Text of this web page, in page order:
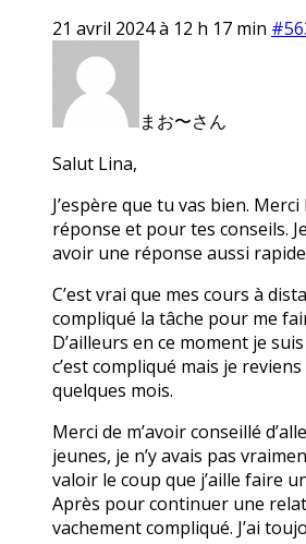
21 avril 2024 à 12 h 17 min
まお〜さん
Salut Lina,
J’espère que tu vas bien.
réponse et pour tes conseils.
avoir une réponse aussi
C’est vrai que mes cours à
compliqué la tâche pour me
D’ailleurs en ce moment je
c’est compliqué mais je
quelques mois.
Merci de m’avoir conseillé
jeunes, je n’y avais pas
valoir le coup que j’aille faire
Après pour continuer une
vachement compliqué. J’ai